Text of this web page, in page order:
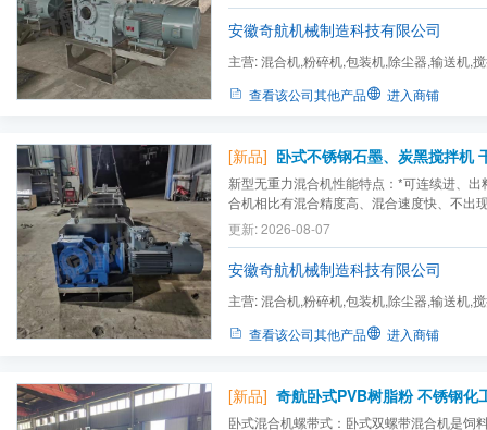
色粉末混合，经过每个角落取样化验，混合
安徽奇航机械制造科技有限公司
主营:混合机,粉碎机,包装机,除尘器,输送机,
查看该公司其他产品
进入商铺
[新品]
新型无重力混合机性能特点：*可连续进、出
合机相比有混合精度高、混合速度快、不出
*混合速度快，一般粉体物料的混合机时间一
超过三分钟。*能耗低，要比一般混合机低4-
作，转动性强，维修方便*出料方式可分为手
的...
更新: 2026-08-07
安徽奇航机械制造科技有限公司
主营:混合机,粉碎机,包装机,除尘器,输送机,
查看该公司其他产品
进入商铺
[新品]
卧式混合机螺带式：卧式双螺带混合机是饲